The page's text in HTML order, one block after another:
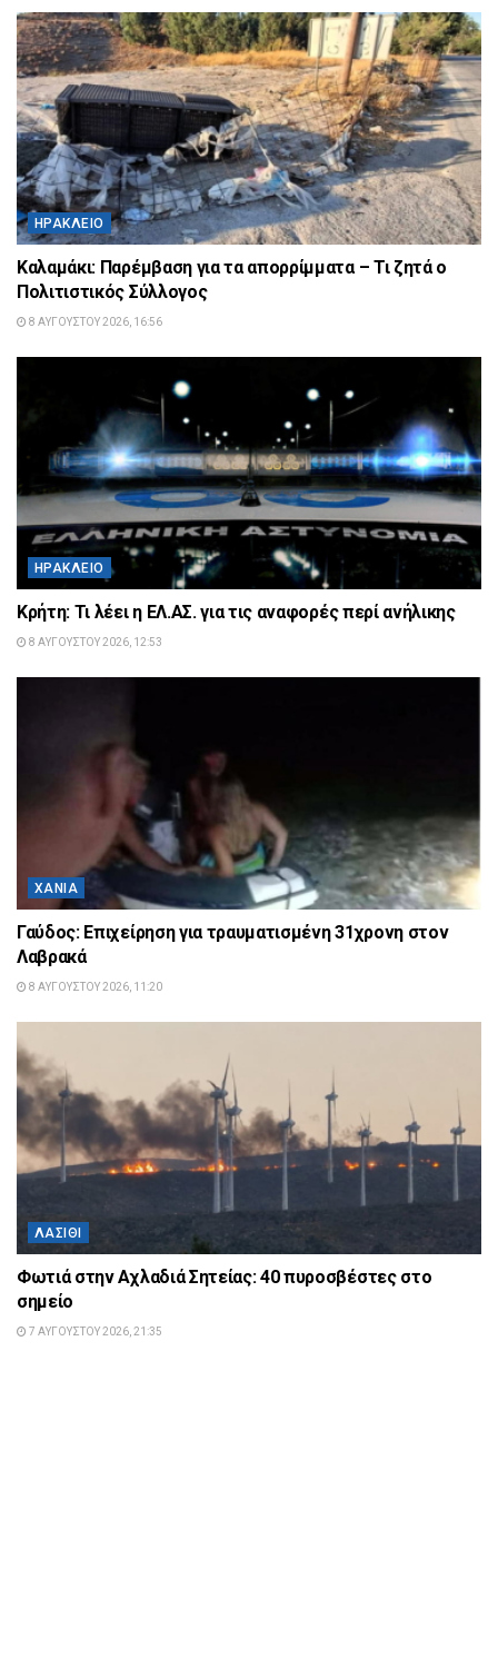
ΗΡΆΚΛΕΙΟ
Καλαμάκι: Παρέμβαση για τα απορρίμματα – Τι ζητά ο
Πολιτιστικός Σύλλογος
8 ΑΥΓΟΎΣΤΟΥ 2026, 16:56
ΗΡΆΚΛΕΙΟ
Κρήτη: Τι λέει η ΕΛ.ΑΣ. για τις αναφορές περί ανήλικης
8 ΑΥΓΟΎΣΤΟΥ 2026, 12:53
ΧΑΝΙΆ
Γαύδος: Επιχείρηση για τραυματισμένη 31χρονη στον
Λαβρακά
8 ΑΥΓΟΎΣΤΟΥ 2026, 11:20
ΛΑΣΊΘΙ
Φωτιά στην Αχλαδιά Σητείας: 40 πυροσβέστες στο
σημείο
7 ΑΥΓΟΎΣΤΟΥ 2026, 21:35